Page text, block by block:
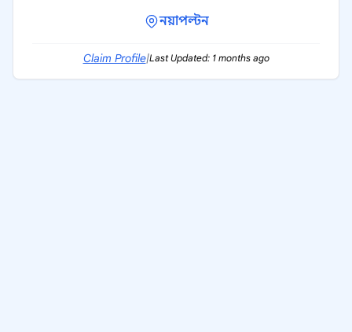
নয়াপল্টন
Claim Profile|Last Updated: 1 months ago